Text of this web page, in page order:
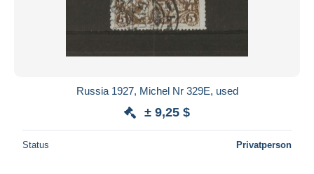
Russia 1927, Michel Nr 329E, used
± 9,25 $
Status Privatperson